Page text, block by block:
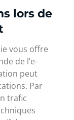
lors de
vous offre
de l’e-
peut
Par
trafic